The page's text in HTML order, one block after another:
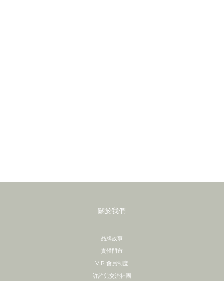
關於我們
品牌故事
實體門市
VIP 會員制度
許許兒交流社團